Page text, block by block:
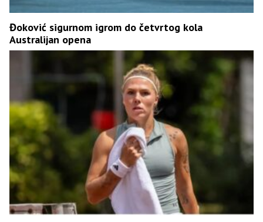
Đoković sigurnom igrom do četvrtog kola
Australijan opena